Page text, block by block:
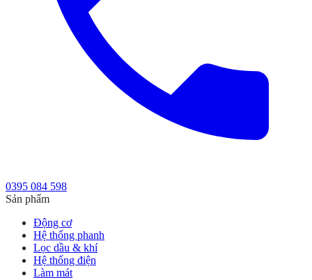
0395 084 598
Sản phẩm
Động cơ
Hệ thống phanh
Lọc dầu & khí
Hệ thống điện
Làm mát